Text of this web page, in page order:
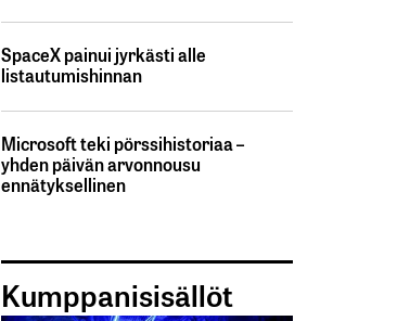
SpaceX painui jyrkästi alle
listautumishinnan
Microsoft teki pörssihistoriaa –
yhden päivän arvonnousu
ennätyksellinen
Kumppanisisällöt